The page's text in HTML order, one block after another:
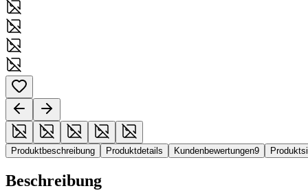
Produktbeschreibung Produktdetails Kundenbewertungen9
Beschreibung